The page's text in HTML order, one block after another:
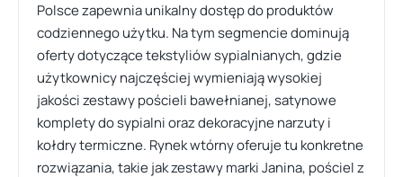
Polsce zapewnia unikalny dostęp do produktów
codziennego użytku. Na tym segmencie dominują
oferty dotyczące tekstyliów sypialnianych, gdzie
użytkownicy najczęściej wymieniają wysokiej
jakości zestawy pościeli bawełnianej, satynowe
komplety do sypialni oraz dekoracyjne narzuty i
kołdry termiczne. Rynek wtórny oferuje tu konkretne
rozwiązania, takie jak zestawy marki Janina, pościel z